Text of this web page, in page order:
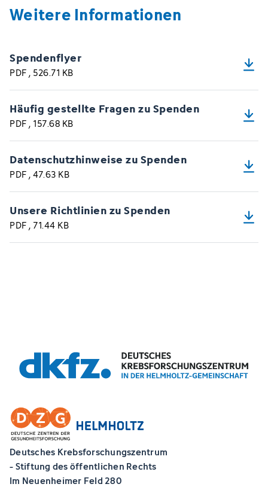
Weitere Informationen
Spendenflyer
PDF, 526.71 KB
Häufig gestellte Fragen zu Spenden
PDF, 157.68 KB
Datenschutzhinweise zu Spenden
PDF, 47.63 KB
Unsere Richtlinien zu Spenden
PDF, 71.44 KB
Deutsches Krebsforschungszentrum
- Stiftung des öffentlichen Rechts
Im Neuenheimer Feld 280